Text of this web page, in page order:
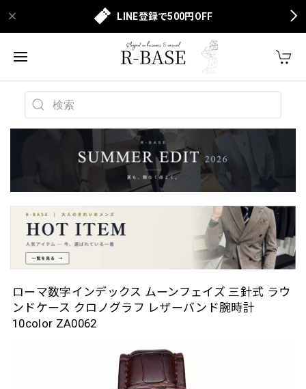
LINE登録で500円OFF
ローマ数字インデックス ムーンフェイズ 三針式 ラウ
ンドケース クロノグラフ レザーバンド腕時計
10color ZA0062